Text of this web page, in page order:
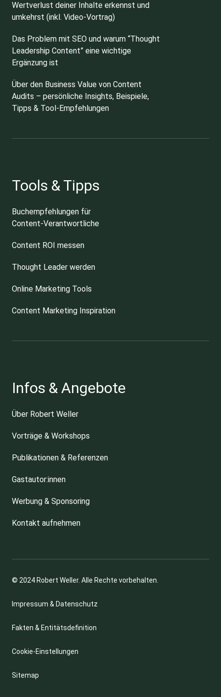
Wertverlust deiner Inhalte erkennst und
umkehrst (inkl. Video-Vortrag)
Das Problem mit SEO und warum “Thought
Leadership Content” eine wichtige
Ergänzung ist
Über den Business Value von Content
Audits – persönliche Insights, Beispiele,
Tipps & Tool-Empfehlungen
Tools & Tipps
Buchempfehlungen für
Content-Verantwortliche
Content ROI messen
Thought Leader werden
Online Marketing Tools
Content Marketing Inspiration
Infos & Angebote
Über Robert Weller
Vorträge & Workshops
Publikationen & Referenzen
Gastautor:innen
Werbung & Sponsoring
Kontakt aufnehmen
© 2024 Robert Weller. Alle Rechte vorbehalten.
Impressum & Datenschutz
Fakten & Entitätsdefinition
Cookie-Einstellungen
Sitemap